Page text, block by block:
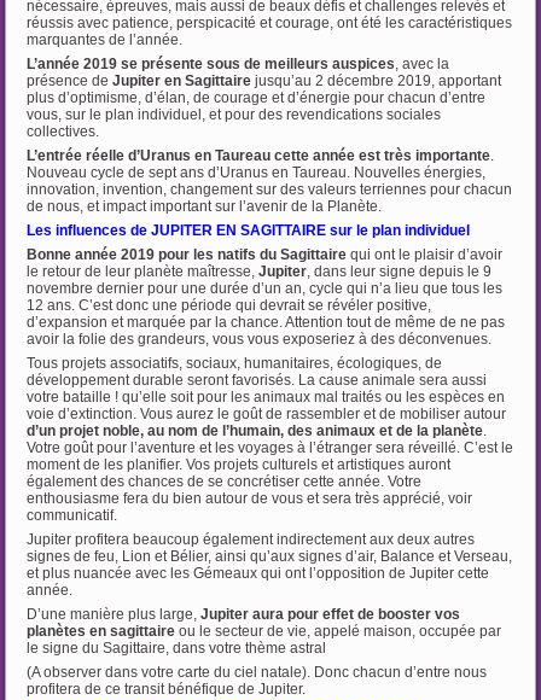
nécessaire, épreuves, mais aussi de beaux défis et challenges relevés et
réussis avec patience, perspicacité et courage, ont été les caractéristiques
marquantes de l’année.
L’année 2019 se présente sous de meilleurs auspices, avec la
présence deJupiter en Sagittaire jusqu’au 2 décembre 2019, apportant
plus d’optimisme, d’élan, de courage et d’énergie pour chacun d’entre
vous, sur le plan individuel, et pour des revendications sociales
collectives.
L’entrée réelle d’Uranus en Taureau cette année est très importante.
Nouveau cycle de sept ans d’Uranus en Taureau. Nouvelles énergies,
innovation, invention, changement sur des valeurs terriennes pour chacun
de nous, et impact important sur l’avenir de la Planète.
Les influences de JUPITER EN SAGITTAIRE sur le plan individuel
Bonne année 2019 pour les natifs du Sagittairequi ont le plaisir d’avoir
le retour de leur planète maîtresse,Jupiter, dans leur signe depuis le 9
novembre dernier pour une durée d’un an, cycle qui n’a lieu que tous les
12 ans. C’est donc une période qui devrait se révéler positive,
d’expansion et marquée par la chance. Attention tout de même de ne pas
avoir la folie des grandeurs, vous vous exposeriez à des déconvenues.
Tous projets associatifs, sociaux, humanitaires, écologiques, de
développement durable seront favorisés. La cause animale sera aussi
votre bataille ! qu’elle soit pour les animaux mal traités ou les espèces en
voie d’extinction. Vous aurez le goût de rassembler et de mobiliser autour
d’un projet noble, au nom de l’humain, des animaux et de la planète.
Votre goût pour l’aventure et les voyages à l’étranger sera réveillé. C’est le
moment de les planifier. Vos projets culturels et artistiques auront
également des chances de se concrétiser cette année. Votre
enthousiasme fera du bien autour de vous et sera très apprécié, voir
communicatif.
Jupiter profitera beaucoup également indirectement aux deux autres
signes de feu, Lion et Bélier, ainsi qu’aux signes d’air, Balance et Verseau,
et plus nuancée avec les Gémeaux qui ont l’opposition de Jupiter cette
année.
D’une manière plus large,Jupiter aura pour effet de booster vos
planètes en sagittaire ou le secteur de vie, appelé maison, occupée par
le signe du Sagittaire, dans votre thème astral
(A observer dans votre carte du ciel natale). Donc chacun d’entre nous
profitera de ce transit bénéfique de Jupiter.